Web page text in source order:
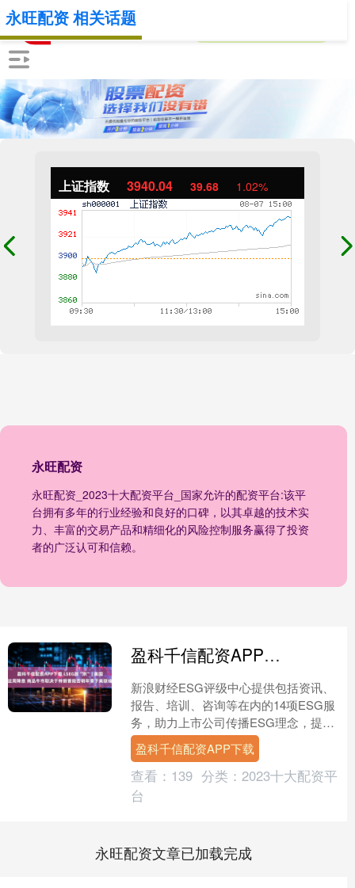
上证指数 3940.04 39.68 1.02%
永旺配资
永旺配资_2023十大配资平台_国家允许的配资平台:该平
台拥有多年的行业经验和良好的口碑，以其卓越的技术实
力、丰富的交易产品和精细化的风险控制服务赢得了投资
者的广泛认可和信赖。
永旺配资 相关话题
盈科千信配资APP下载 LSEG跟“宗” | 美国这周降息 商品牛市取决于特朗普能否明年拿下美联储
新浪财经ESG评级中心提供包括资讯、
报告、培训、咨询等在内的14项ESG服
务，助力上市公司传播ESG理念，提升
ESG可持续发展表现。点击查看【ESG
评级中心服务....
盈科千信配资APP下载
查看： 139 分类： 2023十大配资平
台
永旺配资文章已加载完成